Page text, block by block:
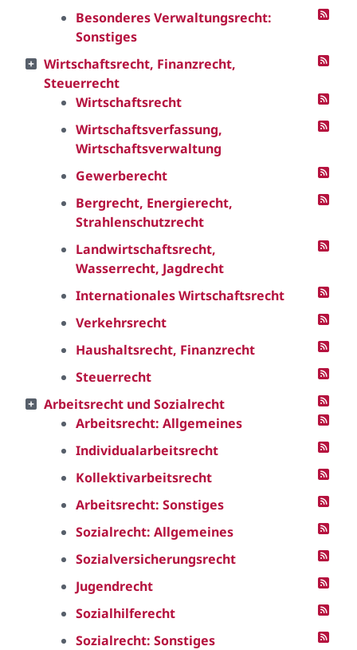
Besonderes Verwaltungsrecht:
Sonstiges
Wirtschaftsrecht, Finanzrecht,
Steuerrecht
Wirtschaftsrecht
Wirtschaftsverfassung,
Wirtschaftsverwaltung
Gewerberecht
Bergrecht, Energierecht,
Strahlenschutzrecht
Landwirtschaftsrecht,
Wasserrecht, Jagdrecht
Internationales Wirtschaftsrecht
Verkehrsrecht
Haushaltsrecht, Finanzrecht
Steuerrecht
Arbeitsrecht und Sozialrecht
Arbeitsrecht: Allgemeines
Individualarbeitsrecht
Kollektivarbeitsrecht
Arbeitsrecht: Sonstiges
Sozialrecht: Allgemeines
Sozialversicherungsrecht
Jugendrecht
Sozialhilferecht
Sozialrecht: Sonstiges